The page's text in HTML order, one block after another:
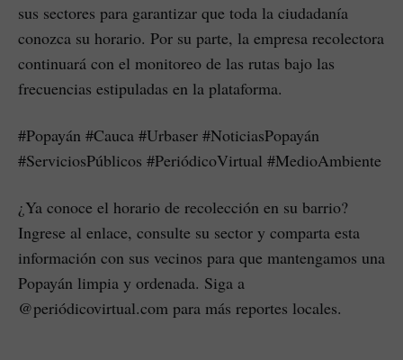
sus sectores para garantizar que toda la ciudadanía
conozca su horario. Por su parte, la empresa recolectora
continuará con el monitoreo de las rutas bajo las
frecuencias estipuladas en la plataforma.
#Popayán #Cauca #Urbaser #NoticiasPopayán
#ServiciosPúblicos #PeriódicoVirtual #MedioAmbiente
¿Ya conoce el horario de recolección en su barrio?
Ingrese al enlace, consulte su sector y comparta esta
información con sus vecinos para que mantengamos una
Popayán limpia y ordenada. Siga a
@periódicovirtual.com para más reportes locales.